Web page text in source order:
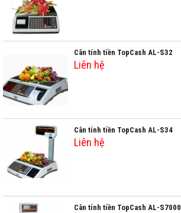
Cân tính tiền TopCash AL-S32
Liên hệ
Cân tính tiền TopCash AL-S34
Liên hệ
Cân tính tiền TopCash AL-S7000